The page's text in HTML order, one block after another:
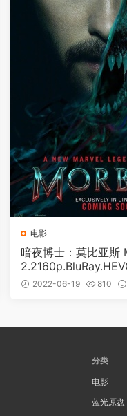
电影
暗夜博士：莫比亚斯
[BDMV 53.40GB]
2022-06-19 810
分类
电影
蓝光原盘